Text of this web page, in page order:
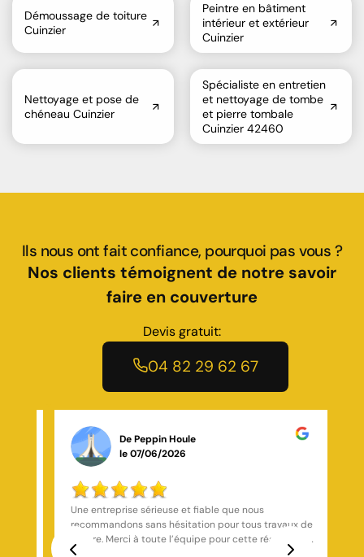
Démoussage de toiture
Cuinzier
Peintre en bâtiment
intérieur et extérieur
Cuinzier
Nettoyage et pose de
chéneau Cuinzier
Spécialiste en entretien
et nettoyage de tombe
et pierre tombale
Cuinzier 42460
Ils nous ont fait confiance, pourquoi pas vous ?
Nos clients témoignent de notre savoir
faire en couverture
Devis gratuit:
04 82 29 62 67
De Peppin Houle
le 07/06/2026
Une entreprise sérieuse et fiable que nous
recommandons sans hésitation pour tous travaux de
toiture. Merci à toute l’équipe pour cette réalisation
de grande qualité